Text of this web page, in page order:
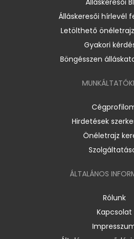
Álláskeresői
Álláskeresői hírlevél
Letölthető
Gyakori
Böngésszen
Hirdetések
Önéletrajz
ÁLTALÁNOS
Rólunk
Kapcsolat